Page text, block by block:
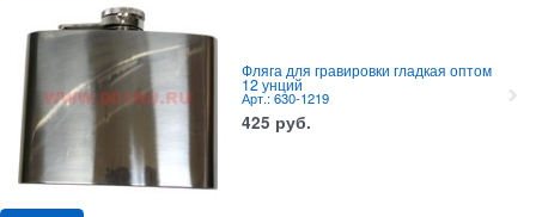
Фляга для гравировки гладкая оптом
12 унций
Арт.: 630-1219
425 руб.